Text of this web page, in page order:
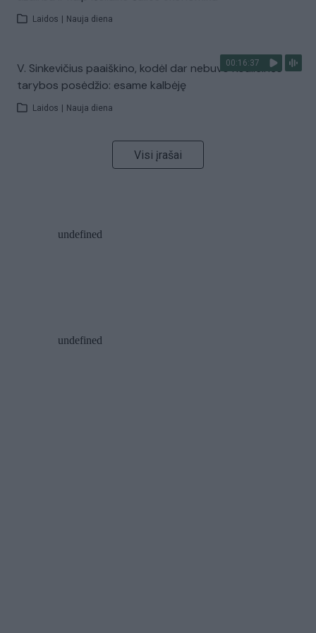
Laidos Nauja diena
00:16:37
V. Sinkevičius paaiškino, kodėl dar nebuvo Koalicinės
tarybos posėdžio: esame kalbėję
Laidos Nauja diena
Visi įrašai